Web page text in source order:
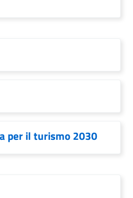
per il turismo 2030